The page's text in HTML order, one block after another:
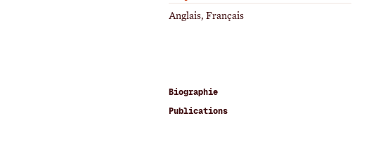
Anglais, Français
Biographie
Publications